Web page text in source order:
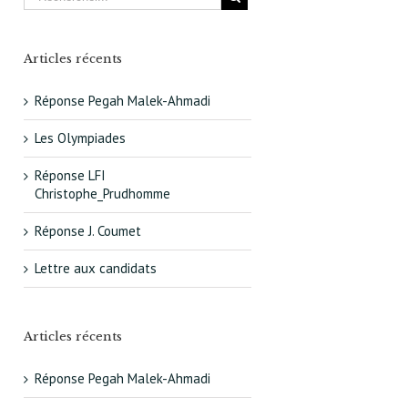
Articles récents
Réponse Pegah Malek-Ahmadi
Les Olympiades
Réponse LFI
Christophe_Prudhomme
Réponse J. Coumet
Lettre aux candidats
Articles récents
Réponse Pegah Malek-Ahmadi